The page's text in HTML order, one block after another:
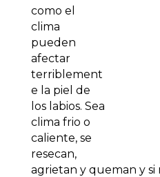
como el
clima
pueden
afectar
terriblement
e la piel de
los labios. Sea
clima frio o
caliente, se
resecan,
agrietan y queman y si